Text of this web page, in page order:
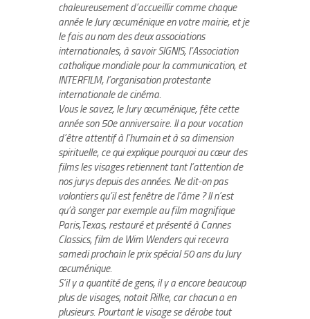
chaleureusement d’accueillir comme chaque
année le Jury œcuménique en votre mairie, et je
le fais au nom des deux associations
internationales, à savoir SIGNIS, l’Association
catholique mondiale pour la communication, et
INTERFILM, l’organisation protestante
internationale de cinéma.
Vous le savez, le Jury œcuménique, fête cette
année son 50e anniversaire. Il a pour vocation
d’être attentif à l’humain et à sa dimension
spirituelle, ce qui explique pourquoi au cœur des
films les visages retiennent tant l’attention de
nos jurys depuis des années. Ne dit-on pas
volontiers qu’il est fenêtre de l’âme ? Il n’est
qu’à songer par exemple au film magnifique
Paris,Texas, restauré et présenté à Cannes
Classics, film de Wim Wenders qui recevra
samedi prochain le prix spécial 50 ans du Jury
œcuménique.
S’il y a quantité de gens, il y a encore beaucoup
plus de visages, notait Rilke, car chacun a en
plusieurs. Pourtant le visage se dérobe tout